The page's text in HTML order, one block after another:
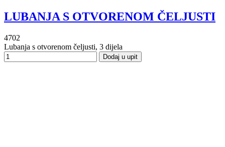
LUBANJA S OTVORENOM ČELJUSTI
4702
Lubanja s otvorenom čeljusti, 3 dijela
Dodaj u upit